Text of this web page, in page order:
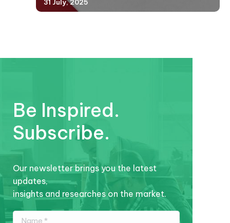
31 July, 2025
Be Inspired.
Subscribe.
Our newsletter brings you the latest
updates,
insights and researches on the market.